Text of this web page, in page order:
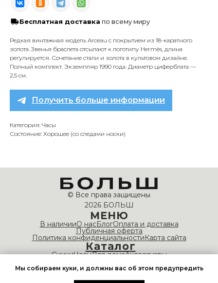
Бесплатная доставка по всему миру
Редкая винтажная модель Arceau с покрытием из 18-каратного
золота. Звенья браслета отсылают к логотипу Hermès, длина
регулируется. Сочетание стали и золота в культовом дизайне.
Полный комплект. Экземпляр 1990 года. Диаметр циферблата —
2,5 см.
Получить больше информации
Категория: Часы
Состояние: Хорошее (со следами носки)
© Все права защищены
2026 БОЛЬШ
МЕНЮ
В наличииО насБлогОплата и доставка
Публичная оферта
Политика конфиденциальностиКарта сайта
Каталог
СумкиЧасыДля домаАксессуары
НАШИ КОНТАКТЫ
info@bolshvintage.com
Время работы: 10:00 — 20:00
Мы собираем куки, и должны вас об этом предупредить